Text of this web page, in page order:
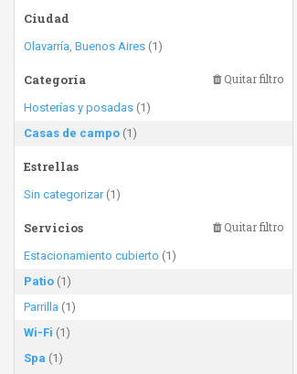
Ciudad
Olavarría, Buenos Aires (1)
Categoría Quitar filtro
Hosterías y posadas (1)
Casas de campo (1)
Estrellas
Sin categorizar(1)
Servicios Quitar filtro
Estacionamiento cubierto (1)
Patio (1)
Parrilla (1)
Wi-Fi (1)
Spa (1)